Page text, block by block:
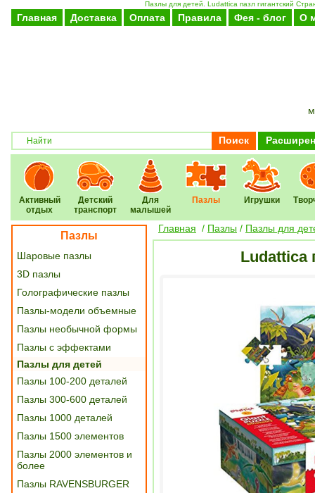
Пазлы для детей. Ludattica пазл гигантский
Главная Доставка Оплата Правила Фея - блог О
Поиск
Активный
отдых
Детский
транспорт
Для
малышей
Пазлы Игрушки
Пазлы
Шаровые пазлы
3D пазлы
Голографические пазлы
Пазлы-модели объемные
Пазлы необычной формы
Пазлы с эффектами
Пазлы для детей
Пазлы 100-200 деталей
Пазлы 300-600 деталей
Пазлы 1000 деталей
Пазлы 1500 элементов
Пазлы 2000 элементов и
более
Пазлы RAVENSBURGER
Главная / Пазлы / Пазлы для
Ludattica